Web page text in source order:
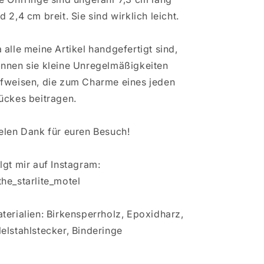
2,4 cm breit. Sie sind wirklich leicht.
alle meine Artikel handgefertigt sind,
sie kleine Unregelmäßigkeiten
die zum Charme eines jeden
beitragen.
Dank für euren Besuch!
mir auf Instagram:
Birkensperrholz, Epoxidharz,
Binderinge